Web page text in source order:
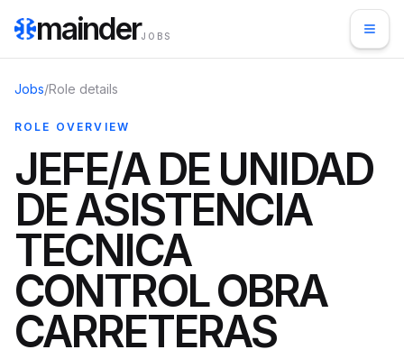
mainderJOBS
Jobs/Role details
ROLE OVERVIEW
JEFE/A DE UNIDAD
DE ASISTENCIA
TECNICA
CONTROL OBRA
CARRETERAS